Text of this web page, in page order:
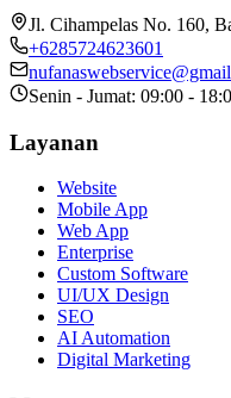
Jl. Cihampelas No. 160,
+6285724623601
Senin - Jumat: 09:00 -
Layanan
Website
Mobile App
Web App
Enterprise
Custom Software
UI/UX Design
SEO
AI Automation
Digital Marketing